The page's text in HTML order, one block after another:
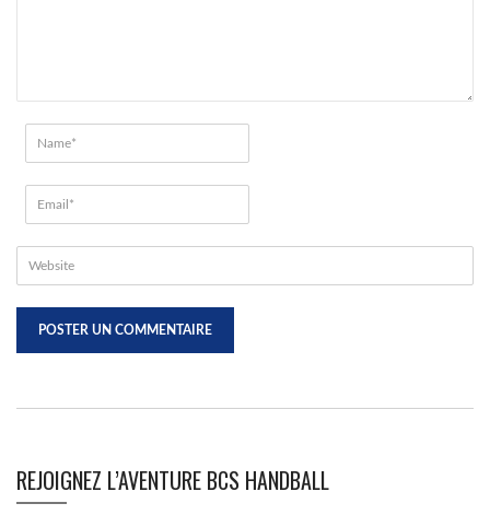
REJOIGNEZ L’AVENTURE BCS HANDBALL